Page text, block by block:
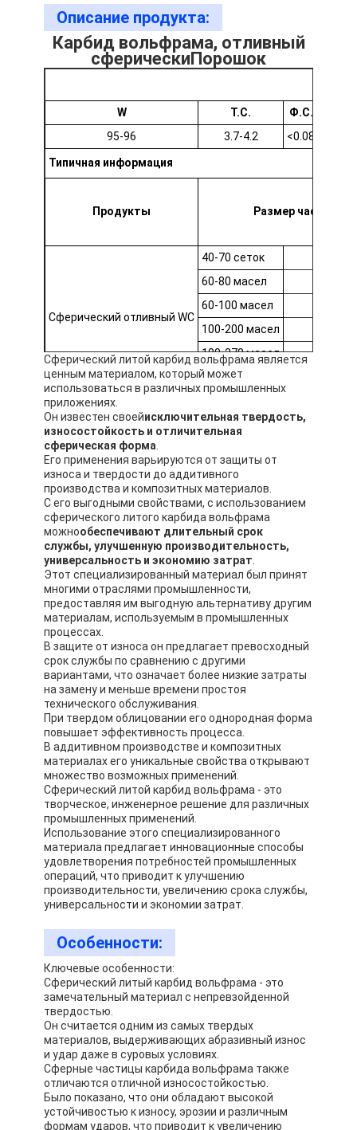
Домой
Продукты
О нас
Экскурсия по заводу
Контроль качества
Свяжитесь с нами
Поговорите сейчас
Брошенный порошок карбида вольфрама
Порошок карбида вольфрама макроса
Сферически брошенный карбид вольфрама
Термальные порошки брызг
Порошок хромия никеля
Описание продукта:
Карбид вольфрама, отливный
сферическиПорошок
W Т.С. Ф.С.
95-96
3.7-4.2 <0.08
Типичная информация
Продукты Размер частиц
Сферический отливный WC
40-70 сеток
60-80 масел
60-100 масел
100-200 масел
100-270 масел
140-325 сетки
Сферический литой карбид вольфрама является
ценным материалом, который может
использоваться в различных промышленных
приложениях.
Он известен своейисключительная твердость,
износостойкость и отличительная
сферическая форма
Его применения варьируются от защиты от
износа и твердости до аддитивного
производства и композитных материалов.
С его выгодными свойствами, с использованием
сферического литого карбида вольфрама
можнообеспечивают длительный срок
службы, улучшенную производительность,
универсальность и экономию затрат
Этот специализированный материал был принят
многими отраслями промышленности,
предоставляя им выгодную альтернативу другим
материалам, используемым в промышленных
процессах.
В защите от износа он предлагает превосходный
срок службы по сравнению с другими
вариантами, что означает более низкие затраты
на замену и меньше времени простоя
технического обслуживания.
При твердом облицовании его однородная форма
повышает эффективность процесса.
В аддитивном производстве и композитных
материалах его уникальные свойства открывают
множество возможных применений.
Сферический литой карбид вольфрама - это
творческое, инженерное решение для различных
промышленных применений.
Использование этого специализированного
материала предлагает инновационные способы
удовлетворения потребностей промышленных
операций, что приводит к улучшению
производительности, увеличению срока службы,
универсальности и экономии затрат.
Особенности:
Ключевые особенности:
Сферический литый карбид вольфрама - это
замечательный материал с непревзойденной
твердостью.
Он считается одним из самых твердых
материалов, выдерживающих абразивный износ
и удар даже в суровых условиях.
Сферные частицы карбида вольфрама также
отличаются отличной износостойкостью.
Было показано, что они обладают высокой
устойчивостью к износу, эрозии и различным
формам ударов, что приводит к увеличению